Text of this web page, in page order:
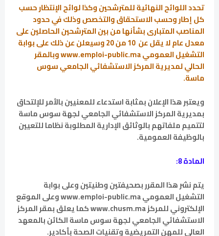
تحدد اللوائح النهائية للمترشحين وكذا لوائح الإنتظار حسب
كل إطار وحسب الاستحقاق والتخصص وذلك في حدود
المناصب المتبارى بشأنها من بين المترشحين الحاصلين على
معدل عام لا يقل عن 10 من 20 وسيعلن عن ذلك على بوابة
التشغيل العمومي www.emploi-public.ma وبالمقر
الحالي لمديرية المركز الاستشفائي الجامعي سوس
ماسة.
ويعتبر هذا الإعلان بمثابة استدعاء للمعنيين بالأمر للإلتحاق
بمديرية المركز الاستشفائي الجامعي لجهة سوس ماسة
لتتميم ملفاتهم بالوثائق الإدارية المطلوبة نظاما للتعيين
بالوظيفة العمومية.
المادة 8:
يتم نشر هذا المقرر بصحيفتين وطنيتين وعلى بوابة
التشغيل العمومي www.emploi-public.ma وعلى الموقع
الإلكتروني للمركز www.chusm.ma كما يعلق بمقر المركز
الاستشفائي الجامعي لجهة سوس ماسة الكائن بالمعهد
العالي للمهن التمريضية وتقنيات الصحة بأكادير.